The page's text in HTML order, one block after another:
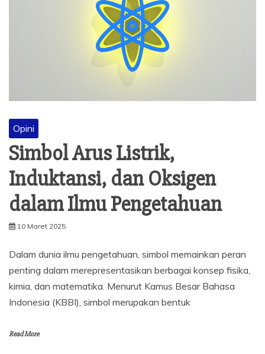
Opini
Simbol Arus Listrik,
Induktansi, dan Oksigen
dalam Ilmu Pengetahuan
10 Maret 2025
Dalam dunia ilmu pengetahuan, simbol memainkan peran
penting dalam merepresentasikan berbagai konsep fisika,
kimia, dan matematika. Menurut Kamus Besar Bahasa
Indonesia (KBBI), simbol merupakan bentuk
Read More